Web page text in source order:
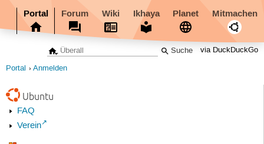
Portal Forum Wiki Ikhaya Planet Mitmachen
via DuckDuckGo
Portal Anmelden
Ubuntu
FAQ
Verein